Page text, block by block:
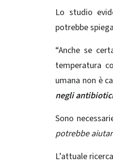
Lo studio
potrebbe
“Anche se
temperatura
umana non è
negli
Sono
potrebbe
L’attuale